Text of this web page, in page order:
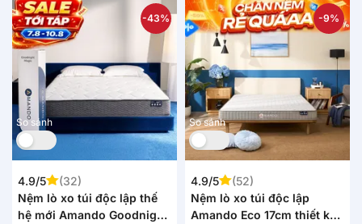
So sánh
-43%
4.9/5
(32)
Nệm lò xo túi độc lập thế
hệ mới Amando Goodnight
So sánh
-9%
4.9/5
(52)
Nệm lò xo túi độc lập
Amando Eco 17cm thiết kế